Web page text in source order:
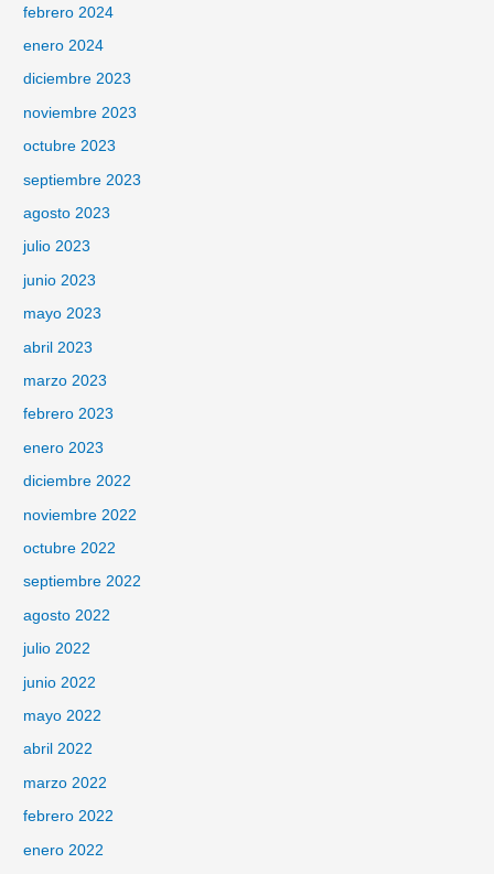
febrero 2024
enero 2024
diciembre 2023
noviembre 2023
octubre 2023
septiembre 2023
agosto 2023
julio 2023
junio 2023
mayo 2023
abril 2023
marzo 2023
febrero 2023
enero 2023
diciembre 2022
noviembre 2022
octubre 2022
septiembre 2022
agosto 2022
julio 2022
junio 2022
mayo 2022
abril 2022
marzo 2022
febrero 2022
enero 2022